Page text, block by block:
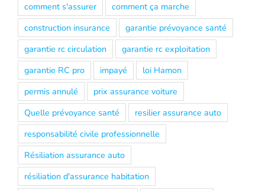
comment s'assurer
comment ça marche
construction insurance
garantie prévoyance santé
garantie rc circulation
garantie rc exploitation
garantie RC pro
impayé
loi Hamon
permis annulé
prix assurance voiture
Quelle prévoyance santé
resilier assurance auto
responsabilité civile professionnelle
Résiliation assurance auto
résiliation d'assurance habitation